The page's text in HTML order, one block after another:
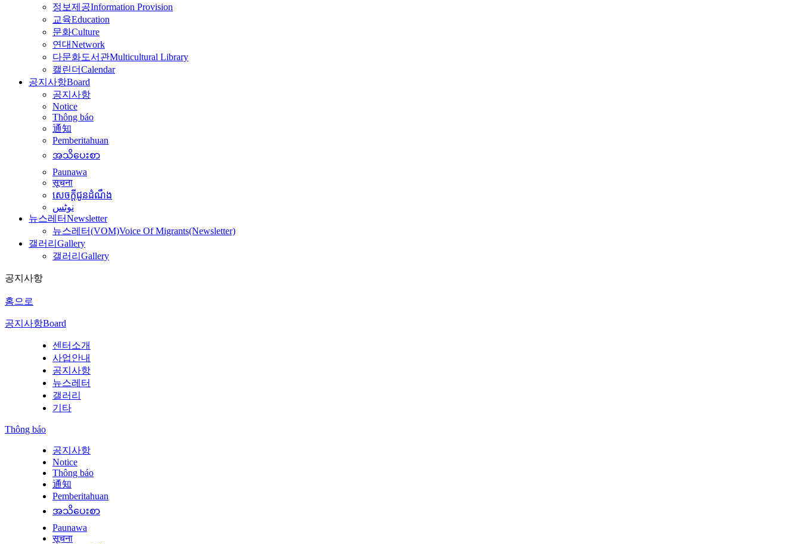
정보제공Information Provision
교육Education
문화Culture
연대Network
다문화도서관Multicultural Library
캘린더Calendar
공지사항Board
공지사항
Notice
Thông báo
通知
Pemberitahuan
အသိပေးစာ
Paunawa
सूचना
សេចក្តីជូនដំណឹង
نوٹس
뉴스레터Newsletter
뉴스레터(VOM)Voice Of Migrants(Newsletter)
갤러리 Gallery
갤러리 Gallery
공지사항
홈으로
공지사항Board
센터소개
사업안내
공지사항
뉴스레터
갤러리
기타
Thông báo
공지사항
Notice
Thông báo
通知
Pemberitahuan
အသိပေးစာ
Paunawa
सूचना